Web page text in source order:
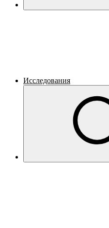
Исследования